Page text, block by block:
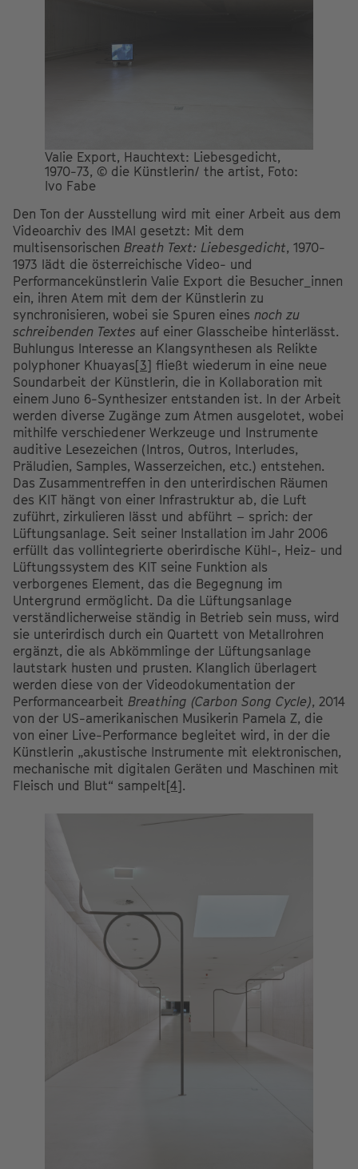
Valie Export, Hauchtext: Liebesgedicht,
1970-73, © die Künstlerin/ the artist, Foto:
Ivo Fabe
Den Ton der Ausstellung wird mit einer Arbeit aus dem
Videoarchiv des IMAI gesetzt: Mit dem
multisensorischen Breath Text: Liebesgedicht, 1970-
1973 lädt die österreichische Video- und
Performancekünstlerin Valie Export die Besucher_innen
ein, ihren Atem mit dem der Künstlerin zu
synchronisieren, wobei sie Spuren eines noch zu
schreibenden Textes auf einer Glasscheibe hinterlässt.
Buhlungus Interesse an Klangsynthesen als Relikte
polyphoner Khuayas[3] fließt wiederum in eine neue
Soundarbeit der Künstlerin, die in Kollaboration mit
einem Juno 6-Synthesizer entstanden ist. In der Arbeit
werden diverse Zugänge zum Atmen ausgelotet, wobei
mithilfe verschiedener Werkzeuge und Instrumente
auditive Lesezeichen (Intros, Outros, Interludes,
Präludien, Samples, Wasserzeichen, etc.) entstehen.
Das Zusammentreffen in den unterirdischen Räumen
des KIT hängt von einer Infrastruktur ab, die Luft
zuführt, zirkulieren lässt und abführt – sprich: der
Lüftungsanlage. Seit seiner Installation im Jahr 2006
erfüllt das vollintegrierte oberirdische Kühl-, Heiz- und
Lüftungssystem des KIT seine Funktion als
verborgenes Element, das die Begegnung im
Untergrund ermöglicht. Da die Lüftungsanlage
verständlicherweise ständig in Betrieb sein muss, wird
sie unterirdisch durch ein Quartett von Metallrohren
ergänzt, die als Abkömmlinge der Lüftungsanlage
lautstark husten und prusten. Klanglich überlagert
werden diese von der Videodokumentation der
Performancearbeit Breathing (Carbon Song Cycle), 2014
von der US-amerikanischen Musikerin Pamela Z, die
von einer Live-Performance begleitet wird, in der die
Künstlerin „akustische Instrumente mit elektronischen,
mechanische mit digitalen Geräten und Maschinen mit
Fleisch und Blut“ sampelt[4].